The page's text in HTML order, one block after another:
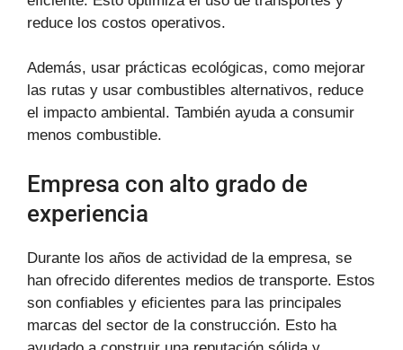
reduce los costos operativos.
Además, usar prácticas ecológicas, como mejorar
las rutas y usar combustibles alternativos, reduce
el impacto ambiental. También ayuda a consumir
menos combustible.
Empresa con alto grado de
experiencia
Durante los años de actividad de la empresa, se
han ofrecido diferentes medios de transporte. Estos
son confiables y eficientes para las principales
marcas del sector de la construcción. Esto ha